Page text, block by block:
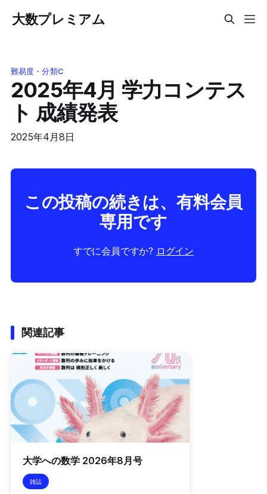
大数プレミアム
難易度・分類C
2025年4月 学力コンテス
ト 成績発表
2025年4月8日
この投稿の続きは、有料会員
専用です
すでに会員ですか? ログイン
関連記事
大学への数学 2026年8月号
雑誌